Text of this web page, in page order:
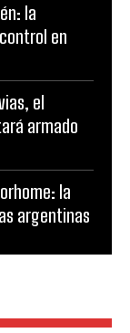
la
en
el
armado
la
argentinas